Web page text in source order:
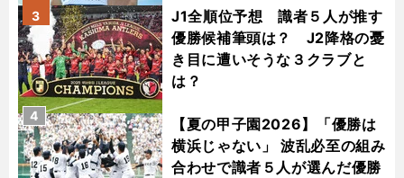
J1全順位予想 識者５人が推す
優勝候補筆頭は？ J2降格の憂
き目に遭いそうな３クラブと
は？
3
【夏の甲子園2026】「優勝は
横浜じゃない」 波乱必至の組み
合わせで識者５人が選んだ優勝
4